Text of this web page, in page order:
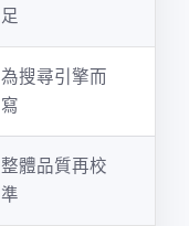
足
為搜尋引擎而
寫
整體品質再校
準